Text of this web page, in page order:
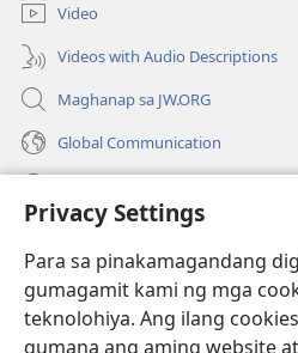
Privacy Settings
Para sa pinakamagandang
gumagamit kami ng mga
teknolohiya. Ang ilang
gumana ang aming website
bagong
window)
Video
Videos with Audio Descriptions
Maghanap sa JW.ORG
Global Communication
(may
na
bagong
window)
Watchtower ONLINE LIBRARY™
(may
bubukas